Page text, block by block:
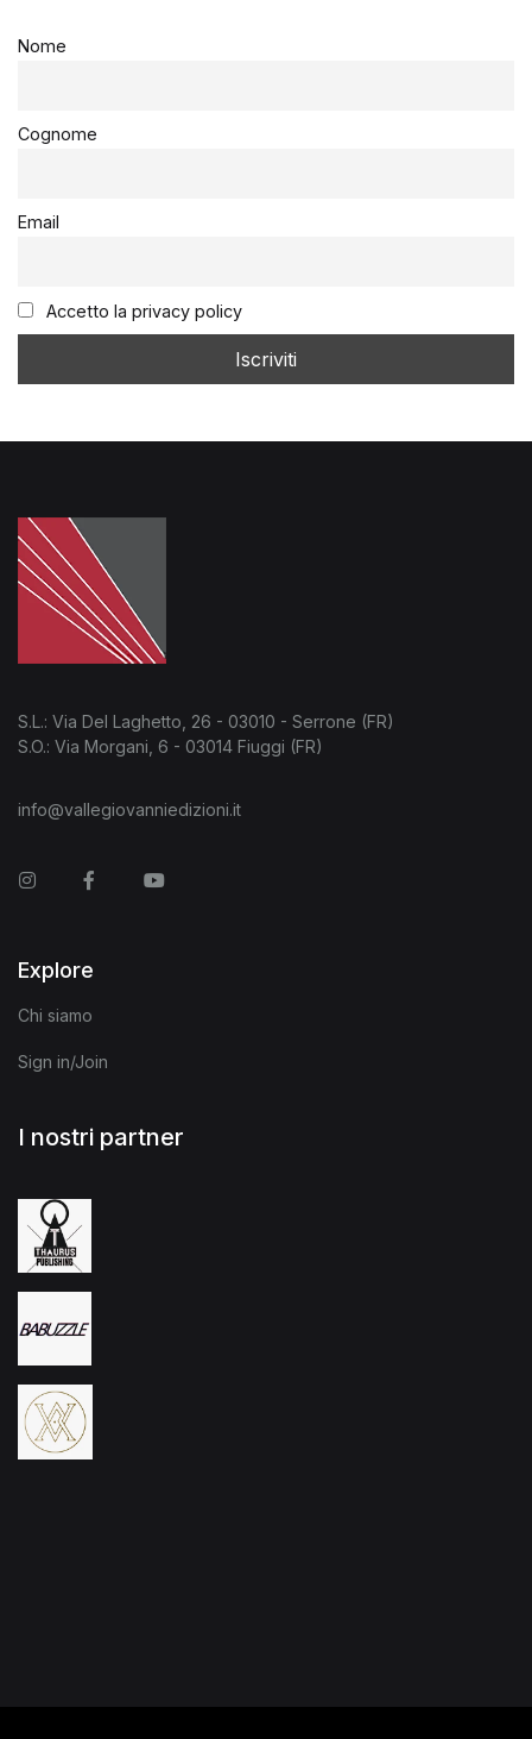
Nome
Cognome
Email
Accetto la privacy policy
S.L.: Via Del Laghetto, 26 - 03010 - Serrone (FR)
S.O.: Via Morgani, 6 - 03014 Fiuggi (FR)
info@vallegiovanniedizioni.it
InstagramFacebookYou Tube
Explore
Chi siamo
Sign in/Join
I nostri partner